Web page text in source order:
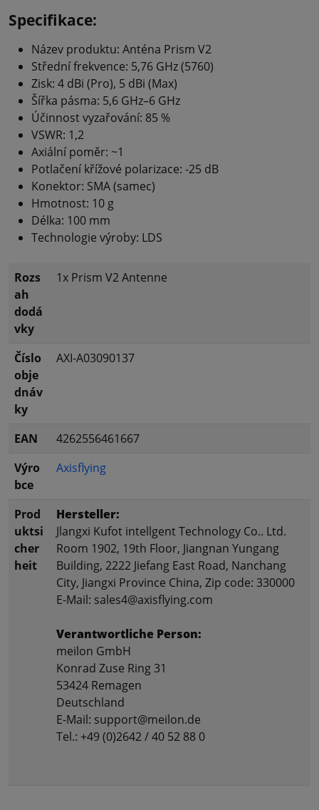
Specifikace:
Název produktu: Anténa Prism V2
Střední frekvence: 5,76 GHz (5760)
Zisk: 4 dBi (Pro), 5 dBi (Max)
Šířka pásma: 5,6 GHz–6 GHz
Účinnost vyzařování: 85 %
VSWR: 1,2
Axiální poměr: ~1
Potlačení křížové polarizace: -25 dB
Konektor: SMA (samec)
Hmotnost: 10 g
Délka: 100 mm
Technologie výroby: LDS
Rozs
ah
dodá
vky
1x Prism V2 Antenne
Číslo
obje
dnáv
ky
AXI-A03090137
EAN
4262556461667
Výro
bce
Axisflying
Prod
uktsi
cher
heit
Hersteller:
Jlangxi Kufot intellgent Technology Co.. Ltd.
Room 1902, 19th Floor, Jiangnan Yungang
Building, 2222 Jiefang East Road, Nanchang
City, Jiangxi Province China, Zip code: 330000
E-Mail: sales4@axisflying.com
Verantwortliche Person:
meilon GmbH
Konrad Zuse Ring 31
53424 Remagen
Deutschland
E-Mail: support@meilon.de
Tel.: +49 (0)2642 / 40 52 88 0